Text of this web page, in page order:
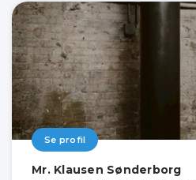
Se profil
Mr. Klausen Sønderborg